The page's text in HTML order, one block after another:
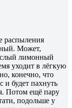
распыления
Может,
лимонный
уходит в лёгкую
конечно, что
и будет пахнуть
Потом ещё пару
подольше у